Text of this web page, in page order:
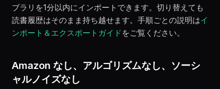
ブラリを1分以内にインポートできます。切り替えても
読書履歴はそのまま持ち越せます。手順ごとの説明はイ
ンポート＆エクスポートガイド をご覧ください。
Amazon なし、アルゴリズムなし、ソーシ
ャルノイズなし